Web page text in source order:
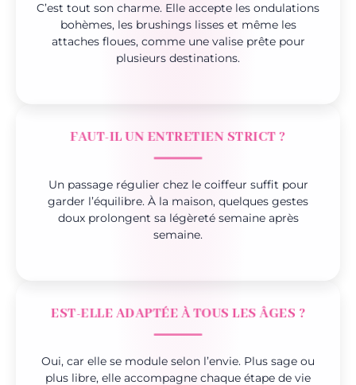
C’est tout son charme. Elle accepte les ondulations
bohèmes, les brushings lisses et même les
attaches floues, comme une valise prête pour
plusieurs destinations.
FAUT-IL UN ENTRETIEN STRICT ?
Un passage régulier chez le coiffeur suffit pour
garder l’équilibre. À la maison, quelques gestes
doux prolongent sa légèreté semaine après
semaine.
EST-ELLE ADAPTÉE À TOUS LES ÂGES ?
Oui, car elle se module selon l’envie. Plus sage ou
plus libre, elle accompagne chaque étape de vie